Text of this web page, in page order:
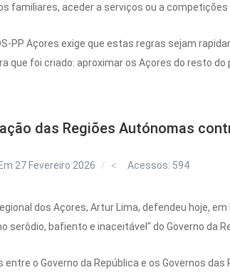
familiares, aceder a serviços ou a competições
PP Açores exige que estas regras sejam
que foi criado: aproximar os Açores do resto
das Regiões Autónomas
27 Fevereiro 2026 Acessos: 594
dos Açores, Artur Lima, defendeu hoje,
serôdio, bafiento e inaceitável" do Governo da
entre o Governo da República e os Governos